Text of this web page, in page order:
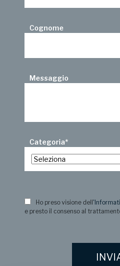
Cognome
Messaggio
Categoria*
Ho preso visione dell
e presto il consenso al